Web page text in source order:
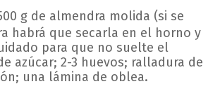
g de almendra molida (si se
habrá que secarla en el horno y
para que no suelte el
azúcar; 2-3 huevos; ralladura de
una lámina de oblea.